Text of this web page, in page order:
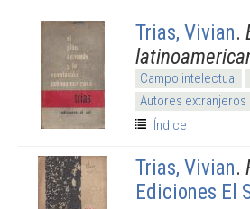
Trias, Vivian.
Campo intelectual
Autores extranjeros
Índice
Trias, Vivian.
Ediciones El